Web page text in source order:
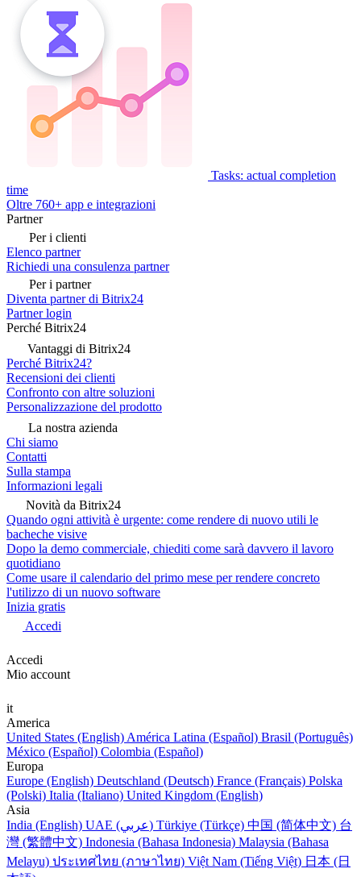
Tasks: actual completion
time
Oltre 760+ app e integrazioni
Partner
Per i clienti
Elenco partner
Richiedi una consulenza partner
Per i partner
Diventa partner di Bitrix24
Partner login
Perché Bitrix24
Vantaggi di Bitrix24
Perché Bitrix24?
Recensioni dei clienti
Confronto con altre soluzioni
Personalizzazione del prodotto
La nostra azienda
Chi siamo
Contatti
Sulla stampa
Informazioni legali
Novità da Bitrix24
Quando ogni attività è urgente: come rendere di nuovo utili le
bacheche visive
Dopo la demo commerciale, chiediti come sarà davvero il lavoro
quotidiano
Come usare il calendario del primo mese per rendere concreto
l'utilizzo di un nuovo software
Inizia gratis
Accedi
Accedi
Mio account
it
America
United States (English) América Latina (Español) Brasil (Português)
México (Español) Colombia (Español)
Europa
Europe (English) Deutschland (Deutsch) France (Français) Polska
(Polski) Italia (Italiano) United Kingdom (English)
Asia
India (English)
UAE (عربي) Türkiye (Türkçe) 中国 (简体中文) 台
灣 (繁體中文) Indonesia (Bahasa Indonesia) Malaysia (Bahasa
Melayu) ประเทศไทย (ภาษาไทย) Việt Nam (Tiếng Việt) 日本 (日